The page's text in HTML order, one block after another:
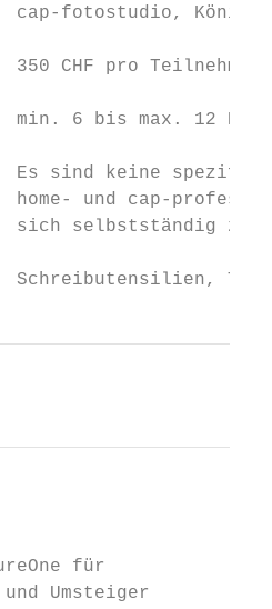
cap-fotostudio,
350 CHF pro
min. 6 bis max. 12
Es sind keine
home- und cap-
sich selbstständig zu
Schreibutensilien,
für
Umsteiger